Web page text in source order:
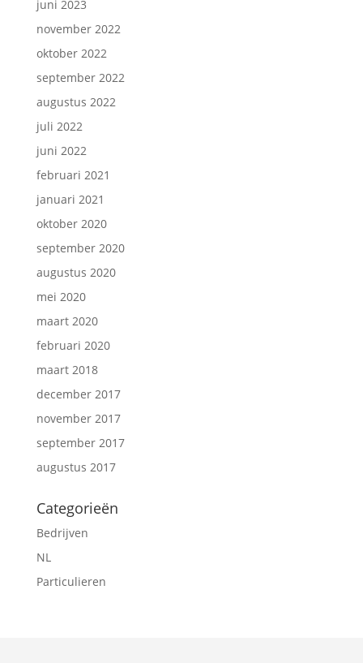
juni 2023
november 2022
oktober 2022
september 2022
augustus 2022
juli 2022
juni 2022
februari 2021
januari 2021
oktober 2020
september 2020
augustus 2020
mei 2020
maart 2020
februari 2020
maart 2018
december 2017
november 2017
september 2017
augustus 2017
Categorieën
Bedrijven
NL
Particulieren